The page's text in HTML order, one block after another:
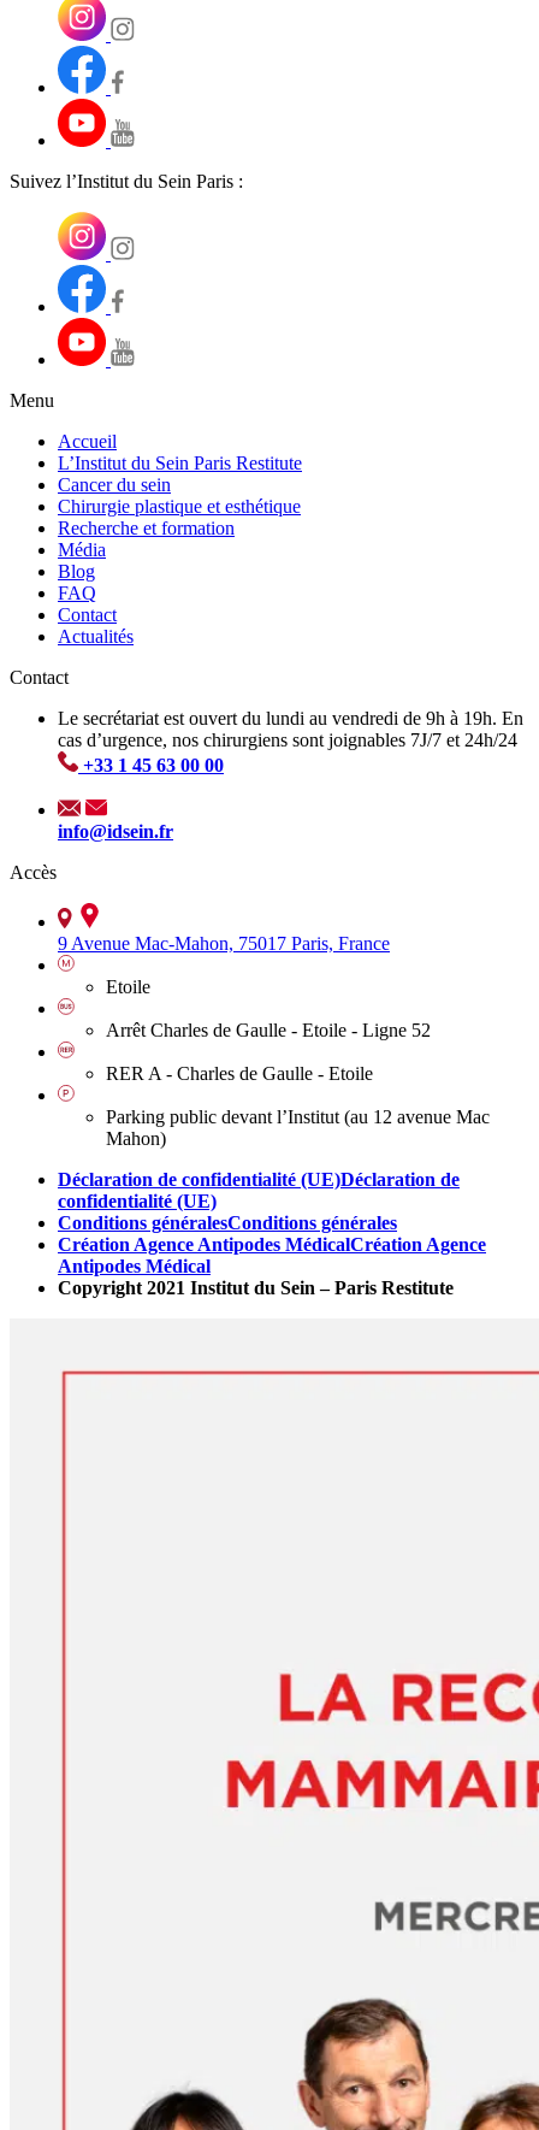
Suivez l’Institut du Sein Paris :
Menu
Accueil
L’Institut du Sein Paris Restitute
Cancer du sein
Chirurgie plastique et esthétique
Recherche et formation
Média
Blog
FAQ
Contact
Actualités
Contact
Le secrétariat est ouvert du lundi au vendredi de 9h à 19h. En
cas d’urgence, nos chirurgiens sont joignables 7J/7 et 24h/24
+33 1 45 63 00 00
info@idsein.fr
Accès
9 Avenue Mac-Mahon, 75017 Paris, France
Etoile
Arrêt Charles de Gaulle - Etoile - Ligne 52
RER A - Charles de Gaulle - Etoile
Parking public devant l’Institut (au 12 avenue Mac
Mahon)
Déclaration de confidentialité (UE)Déclaration de
confidentialité (UE)
Conditions généralesConditions générales
Création Agence Antipodes MédicalCréation Agence
Antipodes Médical
Copyright 2021 Institut du Sein – Paris Restitute